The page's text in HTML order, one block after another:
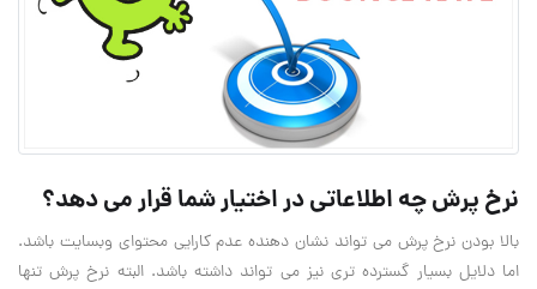
نرخ پرش چه اطلاعاتی در اختیار شما قرار می دهد؟
بالا بودن نرخ پرش می تواند نشان دهنده عدم کارایی محتوای وبسایت باشد.
اما دلایل بسیار گسترده تری نیز می تواند داشته باشد. البته نرخ پرش تنها